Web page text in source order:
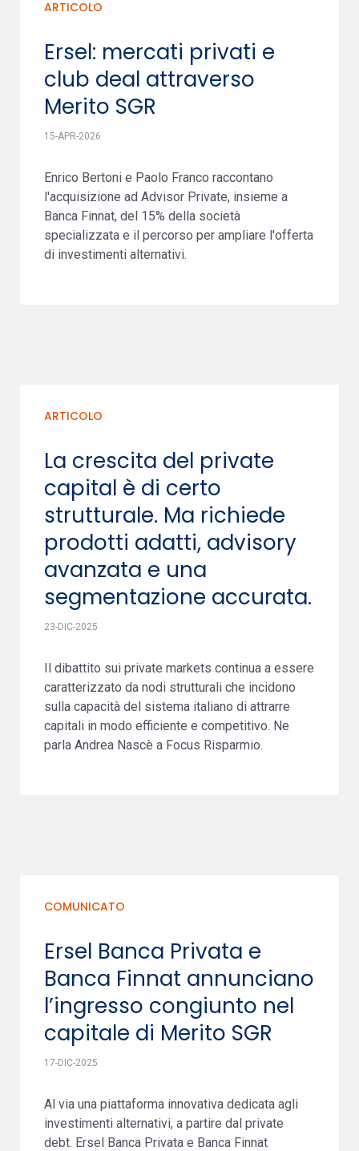
ARTICOLO
Ersel: mercati privati e
club deal attraverso
Merito SGR
15-APR-2026
Enrico Bertoni e Paolo Franco raccontano
l'acquisizione ad Advisor Private, insieme a
Banca Finnat, del 15% della società
specializzata e il percorso per ampliare l'offerta
di investimenti alternativi.
ARTICOLO
La crescita del private
capital è di certo
strutturale. Ma richiede
prodotti adatti, advisory
avanzata e una
segmentazione accurata.
23-DIC-2025
Il dibattito sui private markets continua a essere
caratterizzato da nodi strutturali che incidono
sulla capacità del sistema italiano di attrarre
capitali in modo efficiente e competitivo. Ne
parla Andrea Nascè a Focus Risparmio.
COMUNICATO
Ersel Banca Privata e
Banca Finnat annunciano
l’ingresso congiunto nel
capitale di Merito SGR
17-DIC-2025
Al via una piattaforma innovativa dedicata agli
investimenti alternativi, a partire dal private
debt. Ersel Banca Privata e Banca Finnat